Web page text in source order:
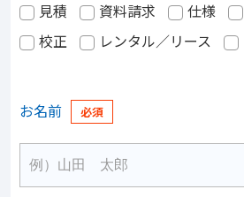
見積 資料請求 仕様
校正
レンタル／リース
お名前